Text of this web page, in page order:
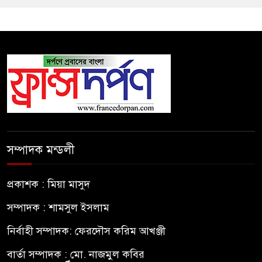
সম্পাদক মন্ডলী
প্রকাশক : মিয়া মাসুদ
সম্পাদক : শামসুল ইসলাম
নির্বাহী সম্পাদক: ফেরদৌস করিম আখঞ্জী
বার্তা সম্পাদক : মো. নাজমুল কবির